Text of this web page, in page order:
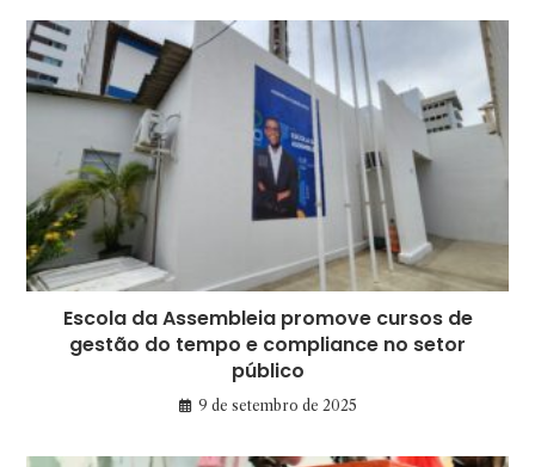
Escola da Assembleia promove cursos de
gestão do tempo e compliance no setor
público
9 de setembro de 2025